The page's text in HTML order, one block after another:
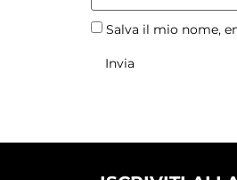
Salva il mio nome,